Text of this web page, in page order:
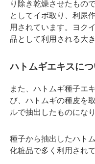
り除き乾燥させたもの
としてイボ取り、利尿
用されています。ヨク
品として利用される大
ハトムギエキスに
また、ハトムギ種子エ
び、ハトムギの種皮を
ルで抽出したものになり
種子から抽出したハト
化粧品で多く利用されて